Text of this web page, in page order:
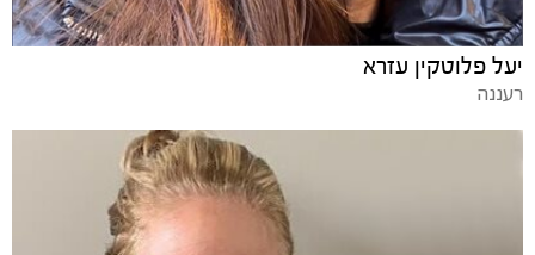
יעל פלוטקין עזרא
רעננה